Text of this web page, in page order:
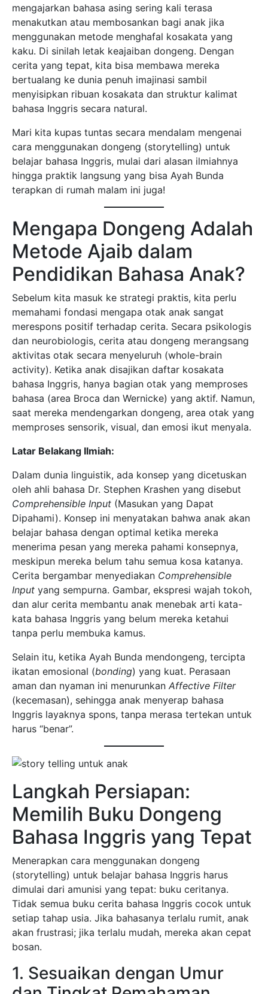
mengajarkan bahasa asing sering kali terasa
menakutkan atau membosankan bagi anak jika
menggunakan metode menghafal kosakata yang
kaku. Di sinilah letak keajaiban dongeng. Dengan
cerita yang tepat, kita bisa membawa mereka
bertualang ke dunia penuh imajinasi sambil
menyisipkan ribuan kosakata dan struktur kalimat
bahasa Inggris secara natural.
Mari kita kupas tuntas secara mendalam mengenai
cara menggunakan dongeng (storytelling) untuk
belajar bahasa Inggris, mulai dari alasan ilmiahnya
hingga praktik langsung yang bisa Ayah Bunda
terapkan di rumah malam ini juga!
Mengapa Dongeng Adalah
Metode Ajaib dalam
Pendidikan Bahasa Anak?
Sebelum kita masuk ke strategi praktis, kita perlu
memahami fondasi mengapa otak anak sangat
merespons positif terhadap cerita. Secara psikologis
dan neurobiologis, cerita atau dongeng merangsang
aktivitas otak secara menyeluruh (whole-brain
activity). Ketika anak disajikan daftar kosakata
bahasa Inggris, hanya bagian otak yang memproses
bahasa (area Broca dan Wernicke) yang aktif. Namun,
saat mereka mendengarkan dongeng, area otak yang
memproses sensorik, visual, dan emosi ikut menyala.
Latar Belakang Ilmiah:
Dalam dunia linguistik, ada konsep yang dicetuskan
oleh ahli bahasa Dr. Stephen Krashen yang disebut
Comprehensible Input (Masukan yang Dapat
Dipahami). Konsep ini menyatakan bahwa anak akan
belajar bahasa dengan optimal ketika mereka
menerima pesan yang mereka pahami konsepnya,
meskipun mereka belum tahu semua kosa katanya.
Cerita bergambar menyediakan Comprehensible
Input yang sempurna. Gambar, ekspresi wajah tokoh,
dan alur cerita membantu anak menebak arti kata-
kata bahasa Inggris yang belum mereka ketahui
tanpa perlu membuka kamus.
Selain itu, ketika Ayah Bunda mendongeng, tercipta
ikatan emosional (bonding) yang kuat. Perasaan
aman dan nyaman ini menurunkan Affective Filter
(kecemasan), sehingga anak menyerap bahasa
Inggris layaknya spons, tanpa merasa tertekan untuk
harus “benar”.
Langkah Persiapan:
Memilih Buku Dongeng
Bahasa Inggris yang Tepat
Menerapkan cara menggunakan dongeng
(storytelling) untuk belajar bahasa Inggris harus
dimulai dari amunisi yang tepat: buku ceritanya.
Tidak semua buku cerita bahasa Inggris cocok untuk
setiap tahap usia. Jika bahasanya terlalu rumit, anak
akan frustrasi; jika terlalu mudah, mereka akan cepat
bosan.
1. Sesuaikan dengan Umur